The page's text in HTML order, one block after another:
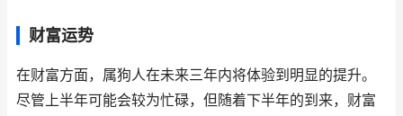
财富运势
在财富方面，属狗人在未来三年内将体验到明显的提升。
尽管上半年可能会较为忙碌，但随着下半年的到来，财富